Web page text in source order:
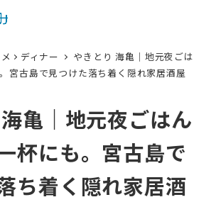
English
한국어
検索
ディナー
やきとり 海亀｜地元夜ごは
宮古島で見つけた落ち着く隠れ家居酒屋
亀｜地元夜ごはん
杯にも。宮古島で
ち着く隠れ家居酒